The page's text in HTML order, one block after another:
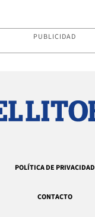
PUBLICIDAD
POLÍTICA DE PRIVACIDAD
CONTACTO